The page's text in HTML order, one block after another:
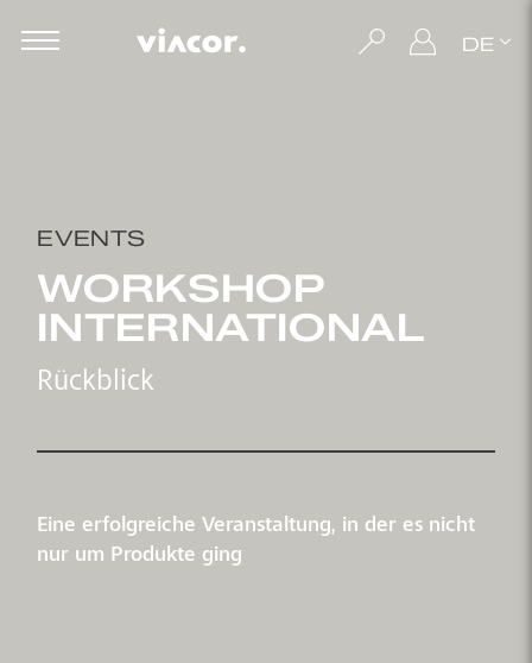
DE
EVENTS
WORKSHOP
INTERNATIONAL
Rückblick
Eine erfolgreiche Veranstaltung, in der es nicht
nur um Produkte ging